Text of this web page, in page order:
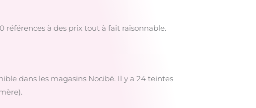
références à des prix tout à fait raisonnable.
dans les magasins Nocibé. Il y a 24 teintes